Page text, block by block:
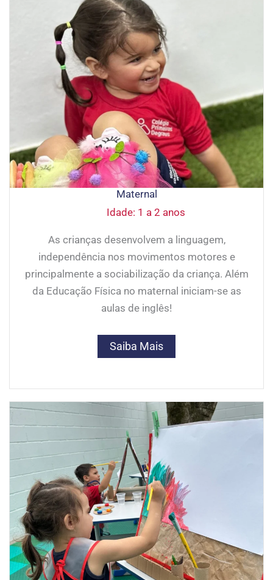
Maternal
Idade: 1 a 2 anos
As crianças desenvolvem a linguagem,
independência nos movimentos motores e
principalmente a sociabilização da criança. Além
da Educação Física no maternal iniciam-se as
aulas de inglês!
Saiba Mais